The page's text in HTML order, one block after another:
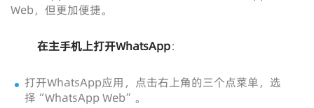
Web，但更加便捷。
在主手机上打开WhatsApp：
打开WhatsApp应用，点击右上角的三个点菜单，选
择“WhatsApp Web”。